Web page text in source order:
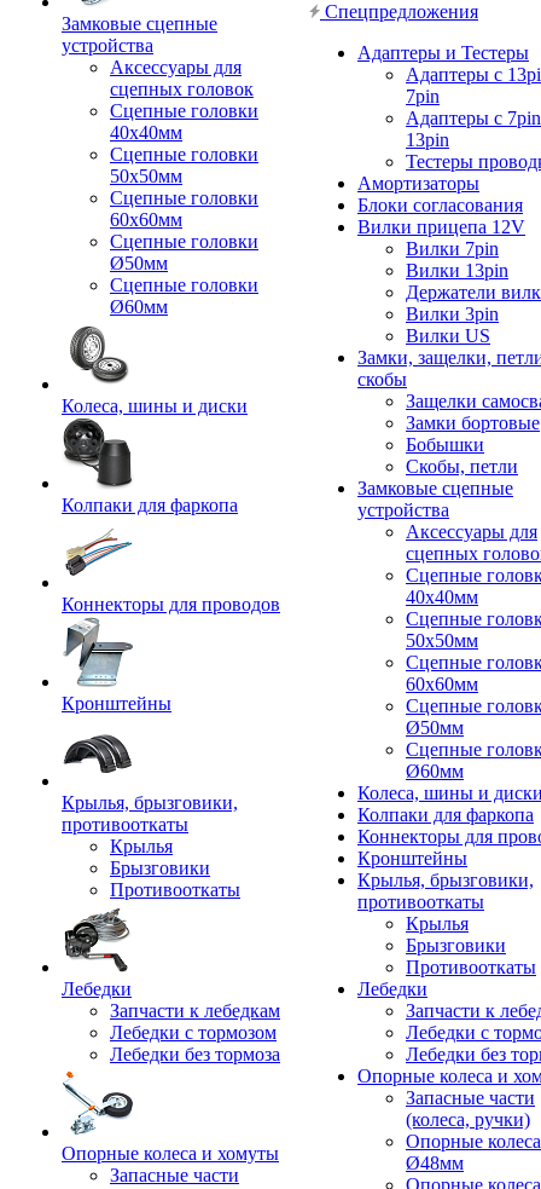
Замковые сцепные
устройства
Аксессуары для
сцепных головок
Сцепные головки
40x40мм
Сцепные головки
50x50мм
Сцепные головки
60x60мм
Сцепные головки
Ø50мм
Сцепные головки
Ø60мм
Колеса, шины и диски
Колпаки для фаркопа
Коннекторы для проводов
Кронштейны
Крылья, брызговики,
противооткаты
Крылья
Брызговики
Противооткаты
Лебедки
Запчасти к лебедкам
Лебедки с тормозом
Лебедки без тормоза
Опорные колеса и хомуты
Запасные части
Спецпредложения
Адаптеры и Тестеры
Адаптеры с
7pin
Адаптеры с
13pin
Тестеры
Амортизаторы
Блоки согласования
Вилки прицепа 12V
Вилки 7pin
Вилки 13pin
Держатели
Вилки 3pin
Вилки US
Замки, защелки,
скобы
Защелки
Замки бортовые
Бобышки
Скобы, петли
Замковые сцепные
устройства
Аксессуары для
сцепных
Сцепные
40x40мм
Сцепные
50x50мм
Сцепные
60x60мм
Сцепные
Ø50мм
Сцепные
Ø60мм
Колеса, шины и
Колпаки для фаркопа
Коннекторы для
Кронштейны
Крылья, брызговики,
противооткаты
Крылья
Брызговики
Противооткаты
Лебедки
Запчасти к
Лебедки с
Лебедки без
Опорные колеса и
Запасные части
(колеса, ручки)
Опорные колеса
Ø48мм
Опорные колеса